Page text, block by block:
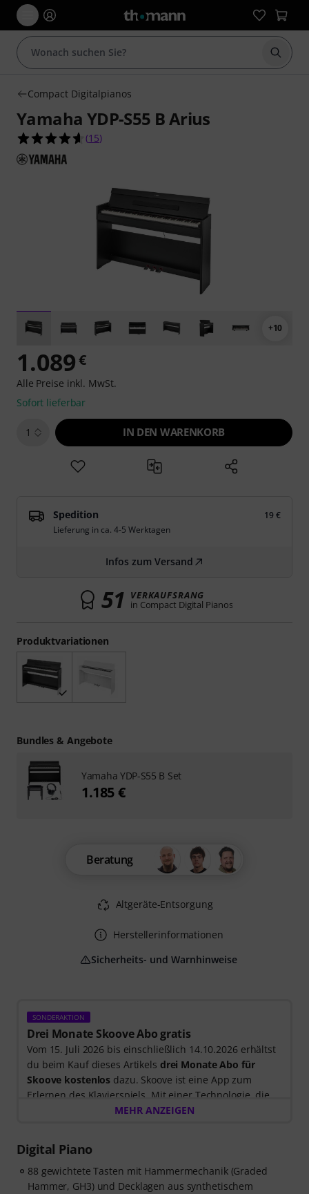
Suche
Compact Digitalpianos
Yamaha YDP-S55 B Arius
4.6 von 5 Sternen aus 15 Kundenbewertungen
(15)
+10
SONDERAKTION
Drei Monate Skoove Abo gratis
Vom 15. Juli 2026 bis einschließlich 14.10.2026 erhältst
du beim Kauf dieses Artikels drei Monate Abo für
Skoove kostenlos dazu. Skoove ist eine App zum
Erlernen des Klavierspiels. Mit einer Technologie, die
dir beim Spielen zuhört, und Lektionen, die von
den Freischaltcode automatisch per E-Mail zugesendet.
Das Skoove-Abo endet nach Ablauf automatisch. Keine
Kreditkarte erforderlich.
MEHR ANZEIGEN
Digital Piano
88 gewichtete Tasten mit Hammermechanik (Graded
Hammer, GH3) und Decklagen aus synthetischem
Produktvariationen
1.089€
Alle Preise inkl. MwSt.
Sofort lieferbar
1 IN DEN WARENKORB
Spedition
19 €
Lieferung in ca. 4-5 Werktagen
Infos zum Versand
51 VERKAUFSRANG
in Compact Digital Pianos
Beratung
Altgeräte-Entsorgung
Herstellerinformationen
Sicherheits- und Warnhinweise
Bundles & Angebote
Yamaha YDP-S55 B Set
1.185 €